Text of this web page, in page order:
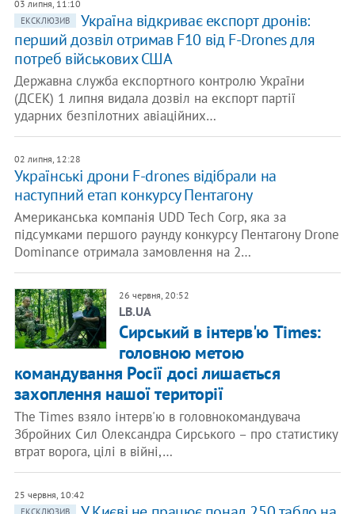
03 липня, 11:10
ЕКСКЛЮЗИВ
Україна відкриває експорт дронів:
перший дозвіл отримав F10 від F-Drones для
потреб військових США
Державна служба експортного контролю України
(ДСЕК) 1 липня видала дозвіл на експорт партії
ударних безпілотних авіаційних…
02 липня, 12:28
Українські дрони F-drones відібрали на
наступний етап конкурсу Пентагону
Американська компанія UDD Tech Corp, яка за
підсумками першого раунду конкурсу Пентагону Drone
Dominance отримала замовлення на 2…
26 червня, 20:52
LB.UA
Сирський в інтерв'ю Times:
головною метою
командування Росії досі лишається
захоплення нашої території
The Times взяло інтерв'ю в головнокомандувача
Збройних Сил Олександра Сирського – про статистику
втрат ворога, цілі в війні,…
25 червня, 10:42
ЕКСКЛЮЗИВ